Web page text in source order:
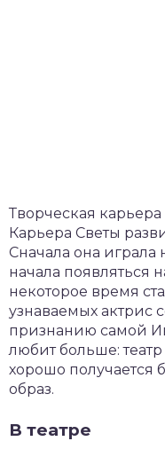
Творческая карьера
Карьера Светы
Сначала она играла
начала появляться
некоторое время
узнаваемых актрис
признанию самой
любит больше:
хорошо получается
образ.
В театре